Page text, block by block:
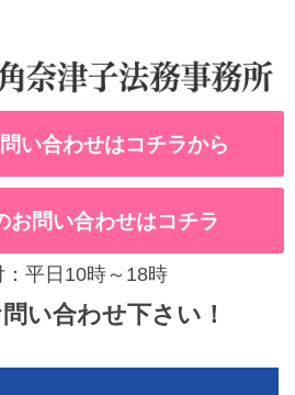
い合わせはコチラから
お問い合わせはコチラ
：平日10時～18時
い合わせ下さい！